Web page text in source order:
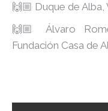
🙌🏼 Duque de
🙌🏼 Álvaro
Fundación Casa de